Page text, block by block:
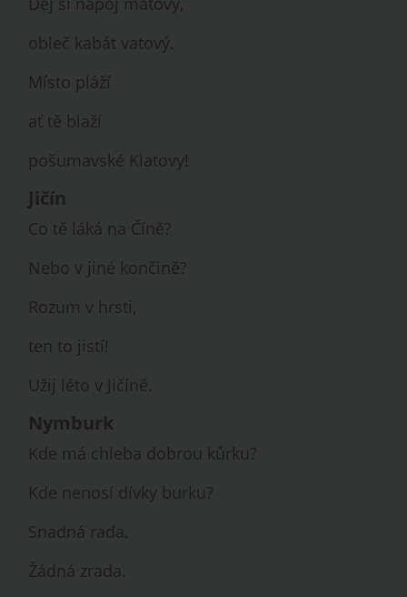
obleč kabát vatový.
Místo pláží
ať tě blaží
pošumavské Klatovy!
Jičín
Co tě láká na Číně?
Nebo v jiné končině?
Rozum v hrsti,
ten to jistí!
Užij léto v Jičíně.
Nymburk
Kde má chleba dobrou kůrku?
Kde nenosí dívky burku?
Snadná rada.
Žádná zrada.